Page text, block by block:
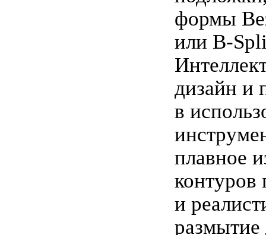
формы
или B-
дизайн и
в
плавное
контуров
и